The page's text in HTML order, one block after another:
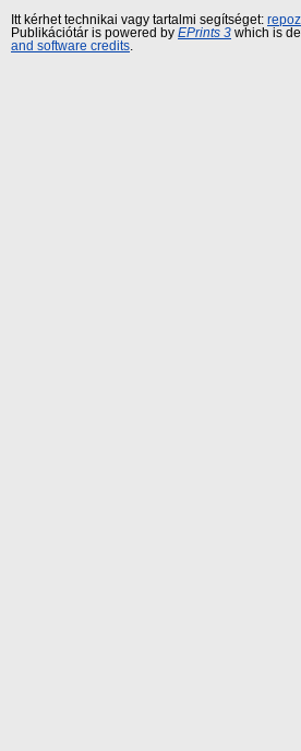
Itt kérhet technikai vagy tartalmi segítséget:
Publikációtár is powered by EPrints 3 which is
and software credits